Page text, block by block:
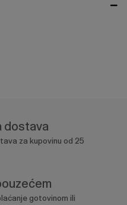
dostava
za kupovinu od 25
gotovinom ili